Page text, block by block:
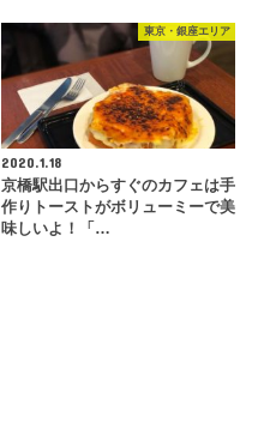
東京・銀座エリア
2020.1.18
京橋駅出口からすぐのカフェは手
作りトーストがボリューミーで美
味しいよ！「…